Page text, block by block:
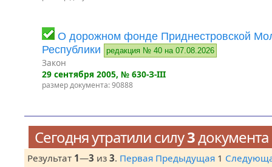
О дорожном фонде Приднестровской
Республики
редакция № 40 на 07.08.2026
Закон
29 сентября 2005, № 630-З-III
размер документа: 90888
Сегодня утратили силу3документа
Результат 1—3 из 3. Первая Предыдущая 1